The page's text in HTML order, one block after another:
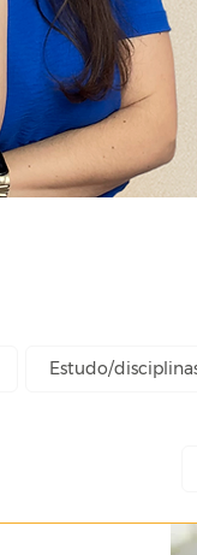
Estudo/